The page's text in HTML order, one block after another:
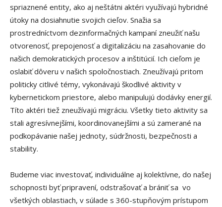
spriaznené entity, ako aj neštátni aktéri využívajú hybridné
útoky na dosiahnutie svojich cieľov. Snažia sa
prostredníctvom dezinformačných kampaní zneužiť našu
otvorenosť, prepojenosť a digitalizáciu na zasahovanie do
našich demokratických procesov a inštitúcií. Ich cieľom je
oslabiť dôveru v našich spoločnostiach. Zneužívajú pritom
politicky citlivé témy, vykonávajú škodlivé aktivity v
kybernetickom priestore, alebo manipulujú dodávky energií.
Títo aktéri tiež zneužívajú migráciu. Všetky tieto aktivity sa
stali agresívnejšími, koordinovanejšími a sú zamerané na
podkopávanie našej jednoty, súdržnosti, bezpečnosti a
stability.
Budeme viac investovať, individuálne aj kolektívne, do našej
schopnosti byť pripravení, odstrašovať a brániť sa vo
všetkých oblastiach, v súlade s 360-stupňovým prístupom